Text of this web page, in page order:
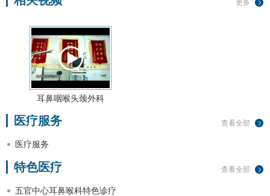
更多
耳鼻咽喉头颈外科
查看全部
医疗服务
医疗服务
查看全部
特色医疗
五官中心耳鼻喉科特色诊疗